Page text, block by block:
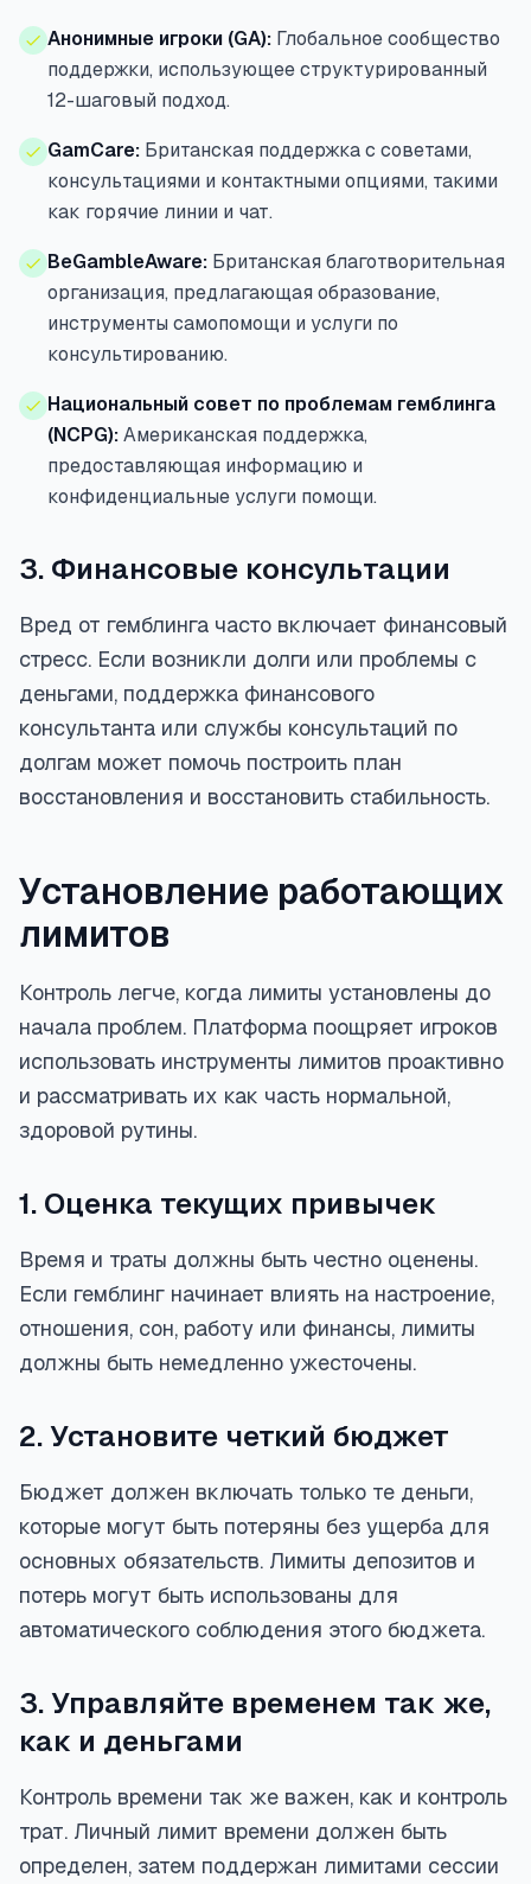
Анонимные игроки (GA): Глобальное сообщество
поддержки, использующее структурированный
12-шаговый подход.
GamCare: Британская поддержка с советами,
консультациями и контактными опциями, такими
как горячие линии и чат.
BeGambleAware: Британская благотворительная
организация, предлагающая образование,
инструменты самопомощи и услуги по
консультированию.
Национальный совет по проблемам гемблинга
(NCPG):Американская поддержка,
предоставляющая информацию и
конфиденциальные услуги помощи.
3. Финансовые консультации
Вред от гемблинга часто включает финансовый
стресс. Если возникли долги или проблемы с
деньгами, поддержка финансового
консультанта или службы консультаций по
долгам может помочь построить план
восстановления и восстановить стабильность.
Установление работающих
лимитов
Контроль легче, когда лимиты установлены до
начала проблем. Платформа поощряет игроков
использовать инструменты лимитов проактивно
и рассматривать их как часть нормальной,
здоровой рутины.
1. Оценка текущих привычек
Время и траты должны быть честно оценены.
Если гемблинг начинает влиять на настроение,
отношения, сон, работу или финансы, лимиты
должны быть немедленно ужесточены.
2. Установите четкий бюджет
Бюджет должен включать только те деньги,
которые могут быть потеряны без ущерба для
основных обязательств. Лимиты депозитов и
потерь могут быть использованы для
автоматического соблюдения этого бюджета.
3. Управляйте временем так же,
как и деньгами
Контроль времени так же важен, как и контроль
трат. Личный лимит времени должен быть
определен, затем поддержан лимитами сессии